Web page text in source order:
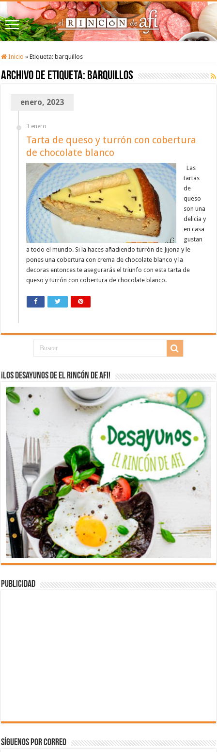
Inicio » Etiqueta: barquillos
Archivo de etiqueta: barquillos
enero, 2023
3 enero
Tarta de queso y turrón con cobertura
de chocolate blanco
Las
tartas
de
queso
son una
delicia y
en casa
gustan
a todo el mundo. Si la haces añadiendo turrón de Jijona y le
pones una cobertura con crema de chocolate blanco y la
decoras entonces te asegurarás el triunfo con esta tarta de
queso y turrón con cobertura de chocolate blanco.
¡Los desayunos de El Rincón de Afi!
Publicidad
Síguenos por correo